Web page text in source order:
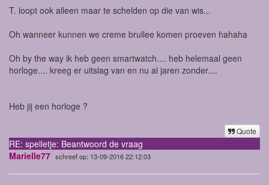
T. loopt ook alleen maar te schelden op die van wis...
Oh wanneer kunnen we creme brullee komen proeven hahaha
Oh by the way ik heb geen smartwatch.... heb helemaal geen
horloge.... kreeg er uitslag van en nu al jaren zonder....
Heb jij een horloge ?
Quote
RE: spelletje: Beantwoord de vraag
Marielle77 schreef op: 13-09-2016 22:12:03